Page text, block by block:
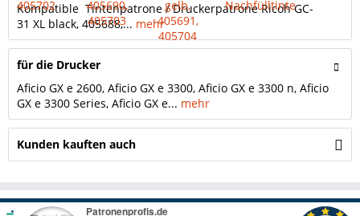
Kompatible Tintenpatrone / Druckerpatrone Ricoh GC-
31 XL black, 405688,... mehr
für die Drucker
Aficio GX e 2600, Aficio GX e 3300, Aficio GX e 3300 n, Aficio
GX e 3300 Series, Aficio GX e... mehr
Kunden kauften auch